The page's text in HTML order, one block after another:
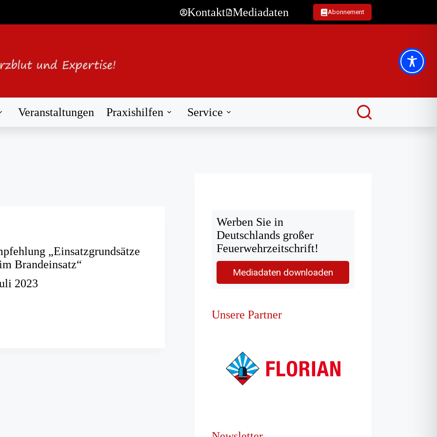
Kontakt Mediadaten Abonnement
Veranstaltungen Praxishilfen Service
„Einsatzgrundsätze
Brandeinsatz“
2023
Werben Sie in
Deutschlands großer
Feuerwehrzeitschrift!
Mediadaten downloaden
Unsere Partner